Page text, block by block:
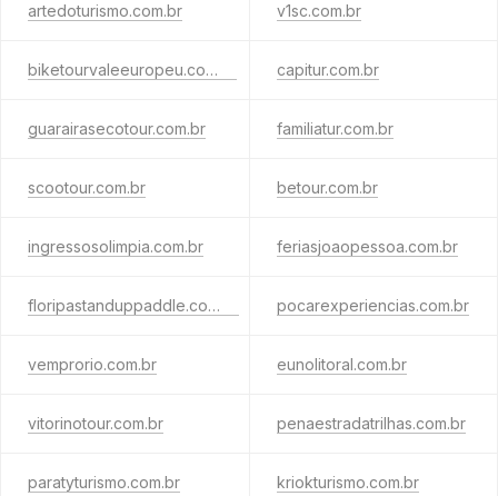
artedoturismo.com.br v1sc.com.br
biketourvaleeuropeu.com.br capitur.com.br
guarairasecotour.com.br familiatur.com.br
scootour.com.br betour.com.br
ingressosolimpia.com.br feriasjoaopessoa.com.br
floripastanduppaddle.com.br pocarexperiencias.com.br
vemprorio.com.br eunolitoral.com.br
vitorinotour.com.br penaestradatrilhas.com.br
paratyturismo.com.br kriokturismo.com.br